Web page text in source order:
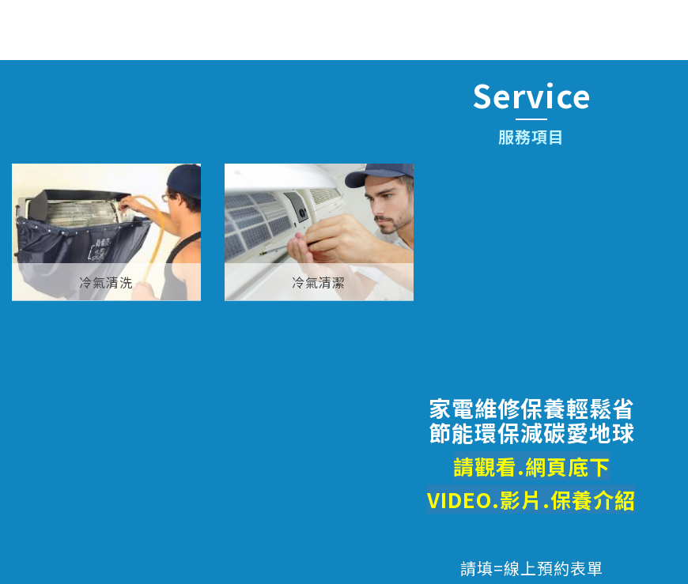
Service
服務項目
冷氣清洗 冷氣清潔
家電維修保養輕鬆省
節能環保減碳愛地球
請觀看.網頁底下
VIDEO.影片.保養介紹
請填=線上預約表單